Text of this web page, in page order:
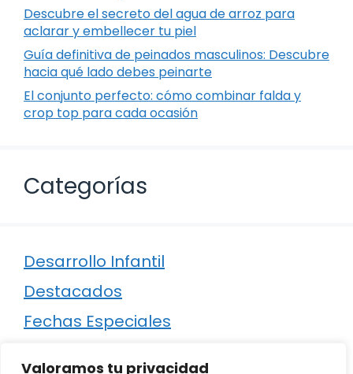
Valoramos tu privacidad
Descubre el secreto del agua de arroz para
aclarar y embellecer tu piel
Guía definitiva de peinados masculinos: Descubre
hacia qué lado debes peinarte
El conjunto perfecto: cómo combinar falda y
crop top para cada ocasión
Categorías
Desarrollo Infantil
Destacados
Fechas Especiales